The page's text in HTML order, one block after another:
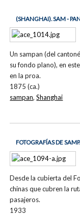
(SHANGHAI). SAM -
Un sampan (del
su fondo plano), en
en la proa.
1875 (ca.)
sampan,Shanghai
FOTOGRAFÍAS DE
Desde la cubierta del
chinas que cubren la
pasajeros.
1933